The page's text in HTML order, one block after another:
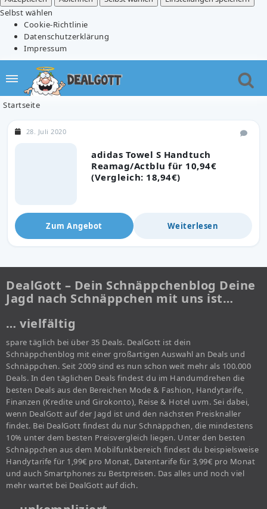
Selbst wählen
Cookie-Richtlinie
Datenschutzerklärung
Impressum
Startseite
adidas Towel S Handtuch
Reamag/Actblu für 10,94€
(Vergleich: 18,94€)
28. Juli 2020
Zum Angebot Weiterlesen
DealGott – Dein Schnäppchenblog Deine
Jagd nach Schnäppchen mit uns ist…
… vielfältig
spare täglich bei über 35 Deals. DealGott ist dein
Schnäppchenblog mit einer großartigen Auswahl an Deals und
Schnäppchen. Seit 2009 sind es nun schon weit mehr als 100.000
Deals. In den täglichen Deals findest du im Handumdrehen die
besten Deals aus den Bereichen Mode & Fashion, Handytarife,
Finanzen (Kredite und Girokonto), Reise & Hotel uvm. Sei dabei,
wenn DealGott auf der Jagd ist und den nächsten Preisknaller
findet. Bei DealGott findest du nur Schnäppchen, die mindestens
10% unter dem besten Preisvergleich liegen. Unter den besten
Schnäppchen aus dem Mobilfunkbereich findest du beispielsweise
Handytarife für 1,99€ pro Monat, Datentarife für 3,99€ pro Monat
und auch Smartphones zu Bestpreisen. Das alles und noch viel
mehr wartet bei DealGott auf dich.